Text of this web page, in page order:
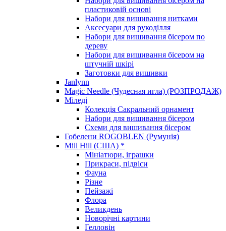
пластиковій основі
Набори для вишивання нитками
Аксесуари для рукоділля
Набори для вишивання бісером по
дереву
Набори для вишивання бісером на
штучній шкірі
Заготовки для вишивки
Janlynn
Magic Needle (Чудесная игла) (РОЗПРОДАЖ)
Міледі
Колекція Сакральний орнамент
Набори для вишивання бісером
Схеми для вишивання бісером
Гобелени ROGOBLEN (Румунія)
Mill Hill (США) *
Мініатюри, іграшки
Прикраси, підвіси
Фауна
Різне
Пейзажі
Флора
Великдень
Новорічні картини
Гелловін